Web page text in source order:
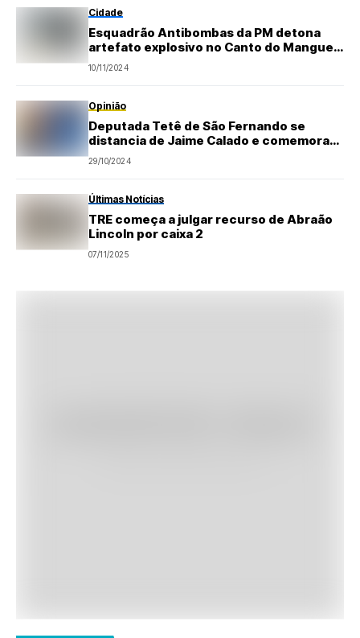
Cidade
Esquadrão Antibombas da PM detona
artefato explosivo no Canto do Mangue
em Natal
10/11/2024
Opinião
Deputada Tetê de São Fernando se
distancia de Jaime Calado e comemora
vitória de Paulinho em Natal (RN)
29/10/2024
Últimas Notícias
TRE começa a julgar recurso de Abraão
Lincoln por caixa 2
07/11/2025